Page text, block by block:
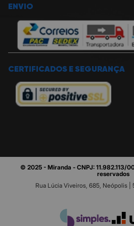
ENVIO
CERTIFICADOS E SEGURANÇA
© 2025 - Miranda - CNPJ: 11.982.113/
reservados
Rua Lúcia Viveiros, 685, Neópolis